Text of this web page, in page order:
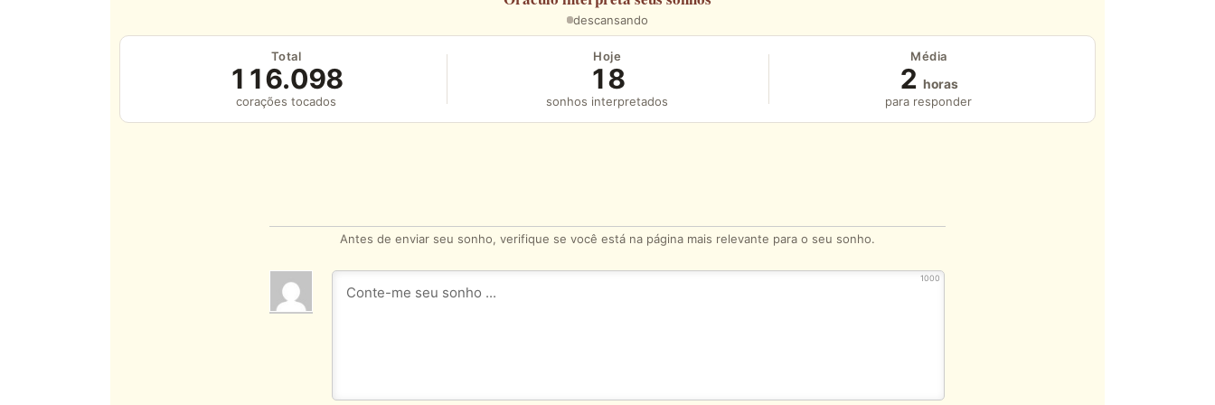
descansando
Total
116.098
corações tocados
Hoje
18
sonhos interpretados
Média
2 horas
para responder
Antes de enviar seu sonho, verifique se você está na página mais relevante para o seu sonho.
1000